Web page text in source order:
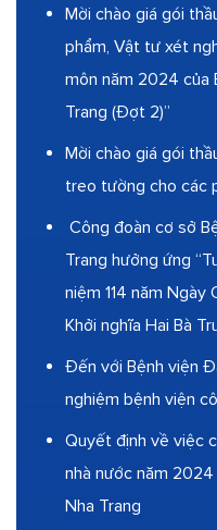
Mời chào giá gói
phẩm, Vật tư xét
môn năm 2024 của
Trang (Đợt 2)”
Mời chào giá gói
treo tường cho các
Công đoàn cơ sở
Trang hưởng ứng
niệm 114 năm Ngày
Khởi nghĩa Hai Bà
Đến với Bệnh viện
nghiệm bệnh viện
Quyết định về việc
nhà nước năm
Nha Trang